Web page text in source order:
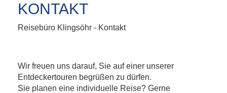
KONTAKT
Reisebüro Klingsöhr - Kontakt
Wir freuen uns darauf, Sie auf einer unserer
Entdeckertouren begrüßen zu dürfen.
Sie planen eine individuelle Reise? Gerne